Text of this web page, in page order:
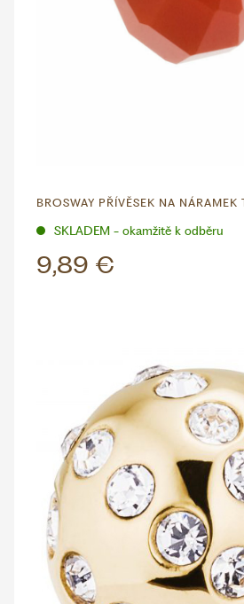
BROSWAY PŘÍVĚSEK NA NÁRAMEK
SKLADEM - okamžitě k odběru
9,89 €